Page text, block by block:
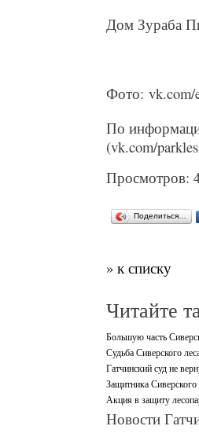
Дом Зураба
Фото: vk.com/
По
(vk.com/
Просмотров:
Поделиться…
» к списку
Читайте
Большую часть
Судьба Сиверского
Гатчинский суд не
Защитника Сиверского
Акция в защиту
Новости